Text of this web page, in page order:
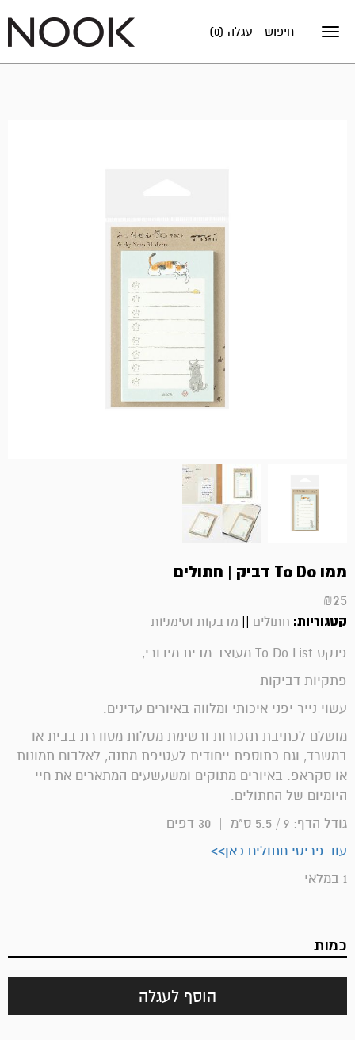
Toggle
עגלה (0) חיפוש
ממו To Do דביק | חתולים
₪25
קטגוריות: חתולים || מדבקות וסימניות
פנקס To Do List מעוצב מבית מידורי,
פתקיות דביקות
עשוי נייר יפני איכותי ומלווה באיורים עדינים.
מושלם לכתיבת תזכורות ורשימת מטלות מסודרת בבית או
במשרד, וגם כתוספת ייחודית לעטיפת מתנה, לאלבום תמונות
או סקראפ. באיורים מתוקים ומשעשעים המתארים את חיי
היומיום של החתולים.
גודל הדף: 9 / 5.5 ס"מ | 30 דפים
עוד פריטי חתולים כאן>>
1 במלאי
כמות
הוסף לעגלה